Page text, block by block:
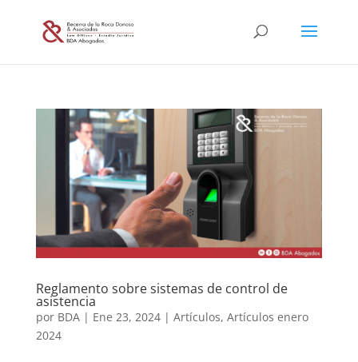
Reglamento sobre sistemas de control de
asistencia
por BDA| Ene 23, 2024| Artículos, Artículos enero
2024